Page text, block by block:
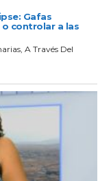
Gafas
controlar a las
A Través Del